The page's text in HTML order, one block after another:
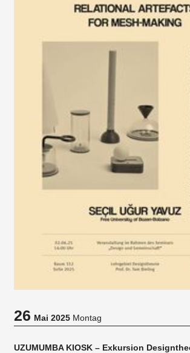
26Mai 2025 Montag
UZUMUMBA KIOSK – Exkursion